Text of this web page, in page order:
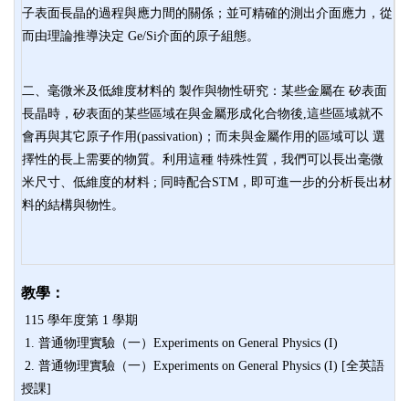
子表面長晶的過程與應力間的關係；並可精確的測出介面應力，從
而由理論推導決定 Ge/Si介面的原子組態。
二、毫微米及低維度材料的 製作與物性研究：某些金屬在 矽表面
長晶時，矽表面的某些區域在與金屬形成化合物後,這些區域就不
會再與其它原子作用(passivation)；而未與金屬作用的區域可以 選
擇性的長上需要的物質。利用這種 特殊性質，我們可以長出毫微
米尺寸、低維度的材料 ; 同時配合STM，即可進一步的分析長出材
料的結構與物性。
教學：
115 學年度第 1 學期
1. 普通物理實驗（一）Experiments on General Physics (I)
2. 普通物理實驗（一）Experiments on General Physics (I) [全英語
授課]